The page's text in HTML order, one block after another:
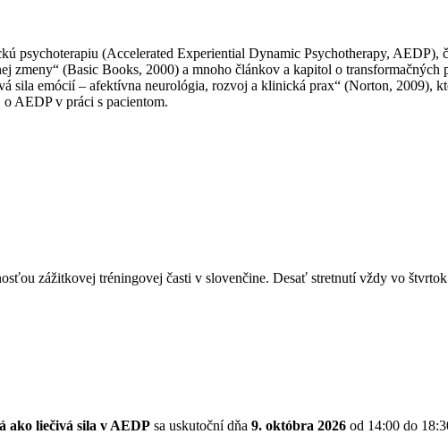
psychoterapiu (Accelerated Experiential Dynamic Psychotherapy, AEDP),
zmeny“ (Basic Books, 2000) a mnoho článkov a kapitol o
sila emócií – afektívna neurológia, rozvoj a klinická prax“ (Norton, 2009),
AEDP v práci s pacientom.
zážitkovej tréningovej časti v slovenčine. Desať stretnutí vždy vo
ako liečivá sila v AEDP sa uskutoční dňa 9. októbra 2026 od 14:00 do